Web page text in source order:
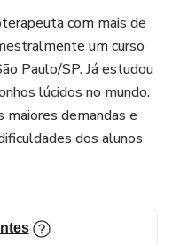
se sente estagnado, é
passo a passo para
de maneira
de Elite".
com mais de
um curso
Paulo/SP. Já estudou
lúcidos no mundo.
maiores demandas e
dos alunos